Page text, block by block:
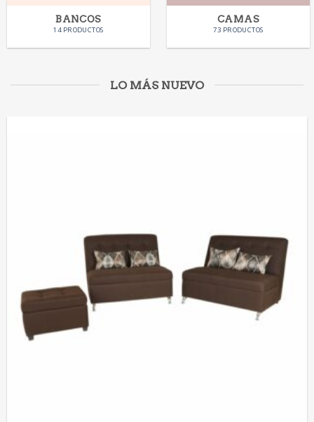
BANCOS
14 PRODUCTOS
CAMAS
73 PRODUCTOS
LO MÁS NUEVO